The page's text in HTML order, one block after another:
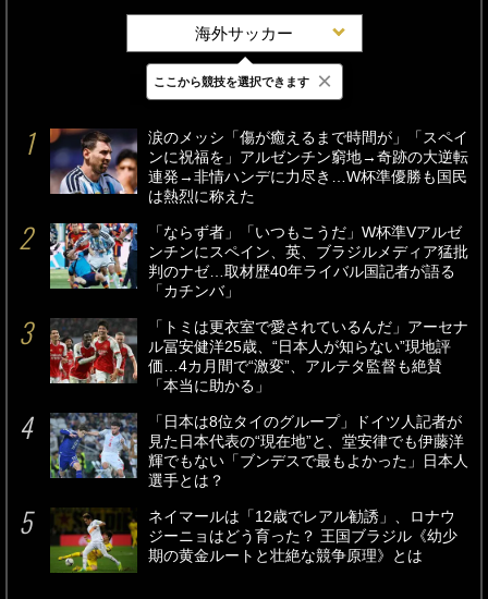
海外サッカー
最新 24時間 週間
涙のメッシ「傷が癒えるまで時間が」「スペイ
ンに祝福を」アルゼンチン窮地→奇跡の大逆転
連発→非情ハンデに力尽き…W杯準優勝も国民
は熱烈に称えた
「ならず者」「いつもこうだ」W杯準Vアルゼ
ンチンにスペイン、英、ブラジルメディア猛批
判のナゼ…取材歴40年ライバル国記者が語る
「カチンバ」
「トミは更衣室で愛されているんだ」アーセナ
ル冨安健洋25歳、“日本人が知らない”現地評
価…4カ月間で“激変”、アルテタ監督も絶賛
「本当に助かる」
「日本は8位タイのグループ」ドイツ人記者が
見た日本代表の“現在地”と、堂安律でも伊藤洋
輝でもない「ブンデスで最もよかった」日本人
選手とは？
ネイマールは「12歳でレアル勧誘」、ロナウ
ジーニョはどう育った？ 王国ブラジル《幼少
期の黄金ルートと壮絶な競争原理》とは
ここから競技を選択できます ×